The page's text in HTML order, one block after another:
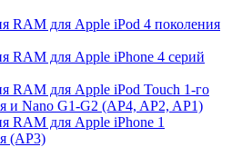
RAM для Apple iPod 4 поколения
RAM для Apple iPhone 4 серий
RAM для Apple iPod Touch 1-го
и Nano G1-G2 (AP4, AP2, AP1)
RAM для Apple iPhone 1
(AP3)